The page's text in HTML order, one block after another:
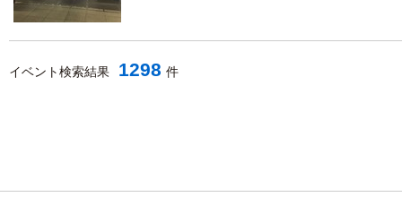
イベント検索結果 1298 件